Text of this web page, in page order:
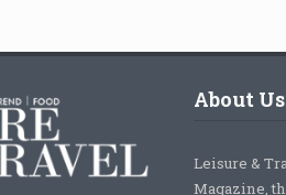
About Us
Leisure &
Magazine,